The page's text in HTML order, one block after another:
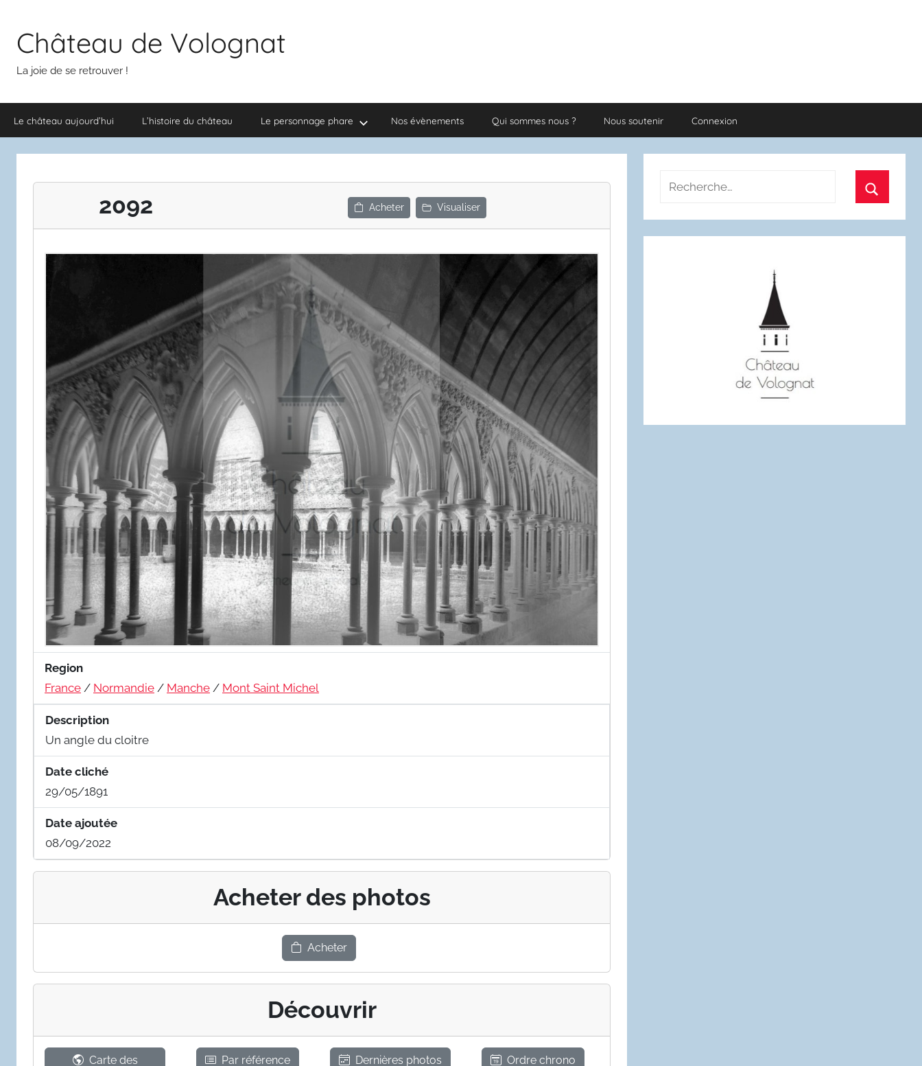
contenuChâteau de Volognat
La joie de se retrouver !
Le château aujourd’hui L’histoire du château Le personnage phare Nos évènements Qui sommes nous ? Nous soutenir Connexion
2092 Acheter Visualiser
Region
France / Normandie / Manche / Mont Saint Michel
Description
Un angle du cloitre
Date cliché
29/05/1891
Date ajoutée
08/09/2022
Acheter des photos
Acheter
Découvrir
Carte des
Par référence Dernières photos Ordre chrono
Recherche
: